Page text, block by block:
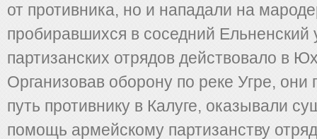
от противника, но и нападали на
пробиравшихся в соседний Ельненский
партизанских отрядов действовало в
Организовав оборону по реке Угре, они
путь противнику в Калуге, оказывали
помощь армейскому партизанству